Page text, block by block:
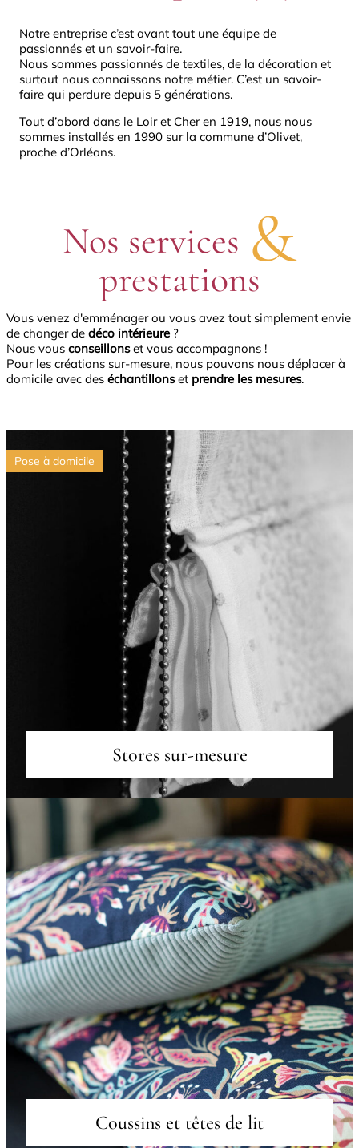
Notre entreprise c’est avant tout une équipe de
passionnés et un savoir-faire.
Nous sommes passionnés de textiles, de la décoration et
surtout nous connaissons notre métier. C’est un savoir-
faire qui perdure depuis 5 générations.
Tout d’abord dans le Loir et Cher en 1919, nous nous
sommes installés en 1990 sur la commune d’Olivet,
proche d’Orléans.
Nos services &
prestations
Vous venez d'emménager ou vous avez tout simplement envie
de changer de déco intérieure ?
Nous vous conseillonset vous accompagnons !
Pour les créations sur-mesure, nous pouvons nous déplacer à
domicile avec des échantillonset prendre les mesures.
Pose à domicile
Stores sur-mesure
Coussins et têtes de lit